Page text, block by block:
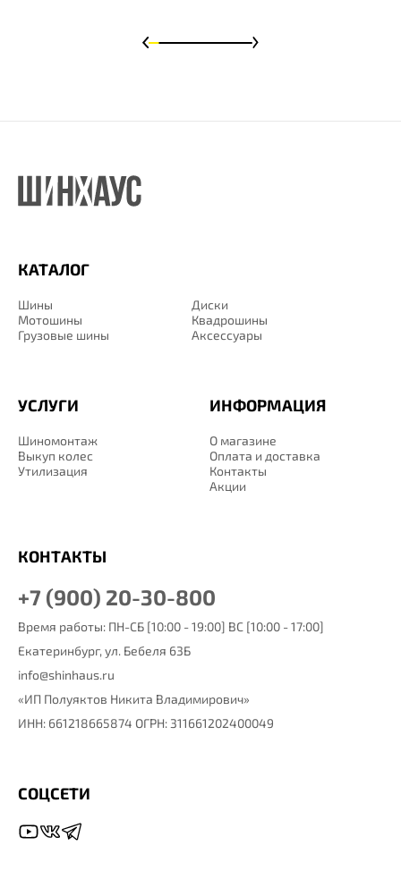
КАТАЛОГ
Шины
Диски
Мотошины
Квадрошины
Грузовые шины
Аксессуары
ИНФОРМАЦИЯ
О магазине
Оплата и доставка
Контакты
Акции
УСЛУГИ
Шиномонтаж
Выкуп колес
Утилизация
КОНТАКТЫ
+7 (900) 20-30-800
Время работы: ПН-СБ [10:00 - 19:00] ВС [10:00 - 17:00]
Екатеринбург, ул. Бебеля 63Б
info@shinhaus.ru
«ИП Полуяктов Никита Владимирович»
ИНН: 661218665874 ОГРН: 311661202400049
СОЦСЕТИ